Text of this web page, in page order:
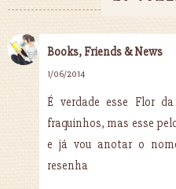
Books, Friends & News
1/06/2014
É verdade esse Flor
fraquinhos, mas esse
e já vou anotar o
resenha